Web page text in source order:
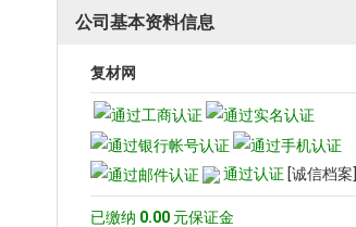
公司基本资料信息
复材网
通过认证 [诚信档案]
已缴纳 0.00 元保证金